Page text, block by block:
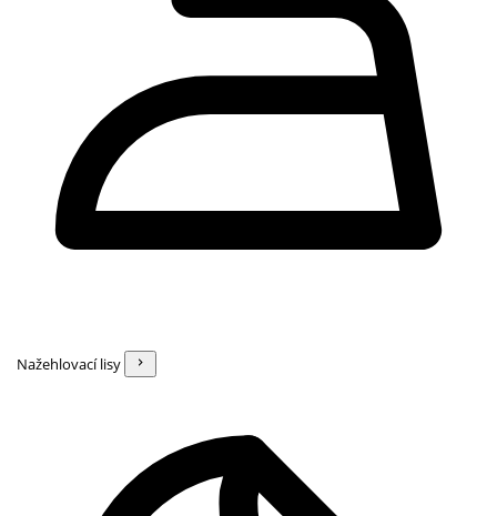
Nažehlovací lisy